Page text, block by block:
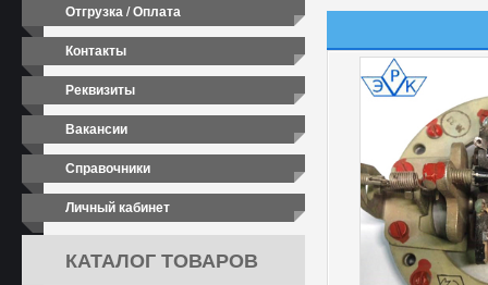
Отгрузка / Оплата
Контакты
Реквизиты
Вакансии
Справочники
Личный кабинет
КАТАЛОГ ТОВАРОВ